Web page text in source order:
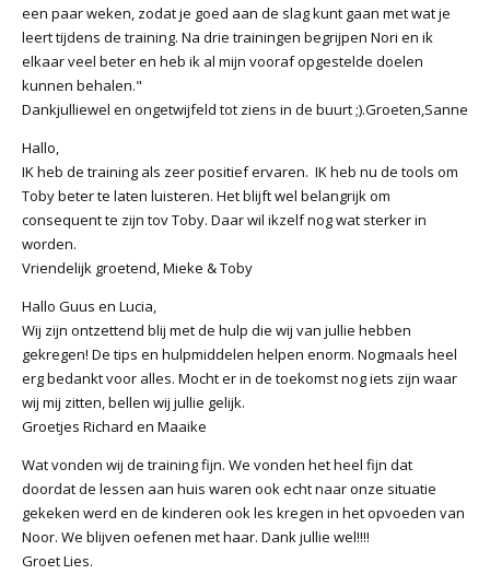
een paar weken, zodat je goed aan de slag kunt gaan met wat je
leert tijdens de training. Na drie trainingen begrijpen Nori en ik
elkaar veel beter en heb ik al mijn vooraf opgestelde doelen
kunnen behalen."
Dankjulliewel en ongetwijfeld tot ziens in de buurt ;).Groeten,Sanne
Hallo,
IK heb de training als zeer positief ervaren. IK heb nu de tools om
Toby beter te laten luisteren. Het blijft wel belangrijk om
consequent te zijn tov Toby. Daar wil ikzelf nog wat sterker in
worden.
Vriendelijk groetend, Mieke & Toby
Hallo Guus en Lucia,
Wij zijn ontzettend blij met de hulp die wij van jullie hebben
gekregen! De tips en hulpmiddelen helpen enorm. Nogmaals heel
erg bedankt voor alles. Mocht er in de toekomst nog iets zijn waar
wij mij zitten, bellen wij jullie gelijk.
Groetjes Richard en Maaike
Wat vonden wij de training fijn. We vonden het heel fijn dat
doordat de lessen aan huis waren ook echt naar onze situatie
gekeken werd en de kinderen ook les kregen in het opvoeden van
Noor. We blijven oefenen met haar. Dank jullie wel!!!!
Groet Lies.